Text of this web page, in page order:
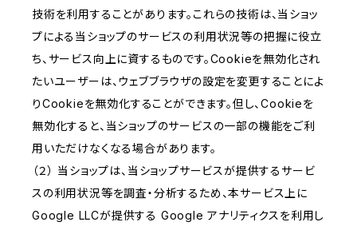
技術を利用することがあります。これらの技術は、当ショッ
プによる当ショップのサービスの利用状況等の把握に役立
ち、サービス向上に資するものです。Cookieを無効化され
たいユーザーは、ウェブブラウザの設定を変更することによ
りCookieを無効化することができます。但し、Cookieを
無効化すると、当ショップのサービスの一部の機能をご利
用いただけなくなる場合があります。
（２） 当ショップは、当ショップサービスが提供するサービ
スの利用状況等を調査・分析するため、本サービス上に
Google LLCが提供する Google アナリティクスを利用し